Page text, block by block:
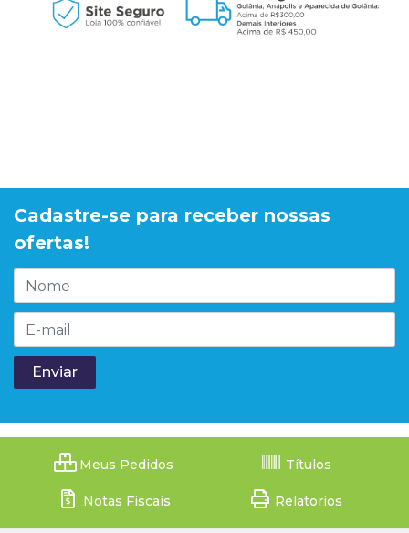
Cadastre-se para receber nossas
ofertas!
Meus Pedidos Títulos
Notas Fiscais Relatorios